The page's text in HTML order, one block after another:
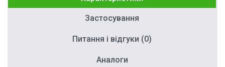
Застосування
Питання і відгуки (0)
Аналоги